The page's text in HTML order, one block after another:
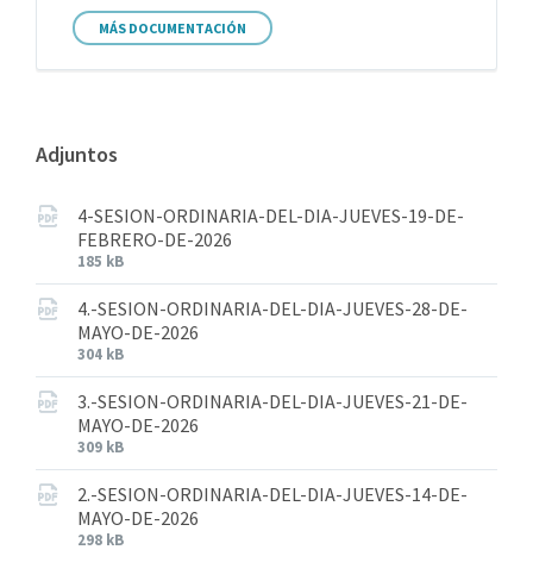
MÁS DOCUMENTACIÓN
Adjuntos
4-SESION-ORDINARIA-DEL-DIA-JUEVES-19-DE-
FEBRERO-DE-2026
185 kB
4.-SESION-ORDINARIA-DEL-DIA-JUEVES-28-DE-
MAYO-DE-2026
304 kB
3.-SESION-ORDINARIA-DEL-DIA-JUEVES-21-DE-
MAYO-DE-2026
309 kB
2.-SESION-ORDINARIA-DEL-DIA-JUEVES-14-DE-
MAYO-DE-2026
298 kB